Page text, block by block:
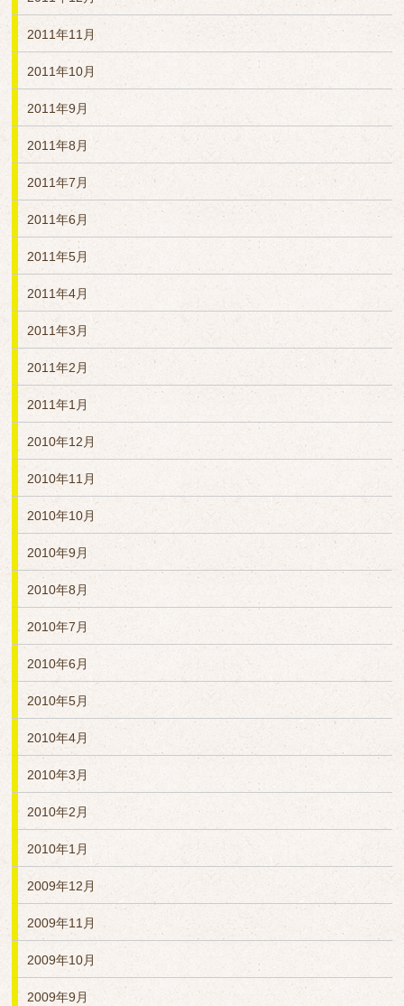
2011年11月
2011年10月
2011年9月
2011年8月
2011年7月
2011年6月
2011年5月
2011年4月
2011年3月
2011年2月
2011年1月
2010年12月
2010年11月
2010年10月
2010年9月
2010年8月
2010年7月
2010年6月
2010年5月
2010年4月
2010年3月
2010年2月
2010年1月
2009年12月
2009年11月
2009年10月
2009年9月